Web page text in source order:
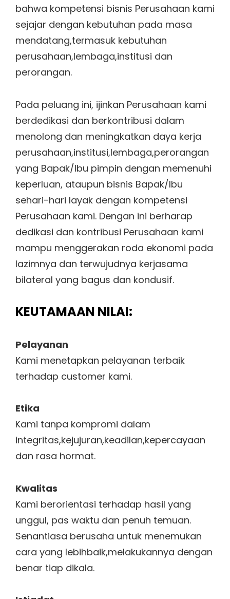
bahwa kompetensi bisnis Perusahaan kami
sejajar dengan kebutuhan pada masa
mendatang,termasuk kebutuhan
perusahaan,lembaga,institusi dan
perorangan.
Pada peluang ini, ijinkan Perusahaan kami
berdedikasi dan berkontribusi dalam
menolong dan meningkatkan daya kerja
perusahaan,institusi,lembaga,perorangan
yang Bapak/Ibu pimpin dengan memenuhi
keperluan, ataupun bisnis Bapak/Ibu
sehari-hari layak dengan kompetensi
Perusahaan kami. Dengan ini berharap
dedikasi dan kontribusi Perusahaan kami
mampu menggerakan roda ekonomi pada
lazimnya dan terwujudnya kerjasama
bilateral yang bagus dan kondusif.
KEUTAMAAN NILAI:
Pelayanan
Kami menetapkan pelayanan terbaik
terhadap customer kami.
Etika
Kami tanpa kompromi dalam
integritas,kejujuran,keadilan,kepercayaan
dan rasa hormat.
Kwalitas
Kami berorientasi terhadap hasil yang
unggul, pas waktu dan penuh temuan.
Senantiasa berusaha untuk menemukan
cara yang lebihbaik,melakukannya dengan
benar tiap dikala.